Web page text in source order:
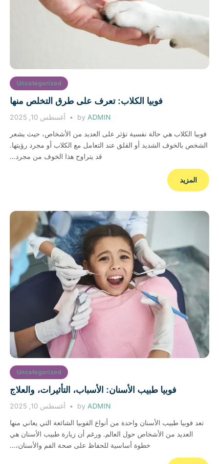
Uncategorized
فوبيا الكلاب: تعرف على طرق التخلص منها
by ADMIN
أغسطس 10, 2025
فوبيا الكلاب هي حالة نفسية تؤثر على العديد من الأشخاص، حيث يشعر
الشخص بالخوف الشديد أو القلق عند التعامل مع الكلاب أو مجرد رؤيتها.
قد يتراوح هذا الخوف من مجرد...
المزيد
Uncategorized
فوبيا طبيب الأسنان: الأسباب، التأثيرات، والعلاج
by ADMIN
أغسطس 10, 2025
تعد فوبيا طبيب الأسنان واحدة من أنواع الفوبيا الشائعة التي يعاني منها
العديد من الأشخاص حول العالم. ورغم أن زيارة طبيب الأسنان هي
خطوة أساسية للحفاظ على صحة الفم والأسنان،...